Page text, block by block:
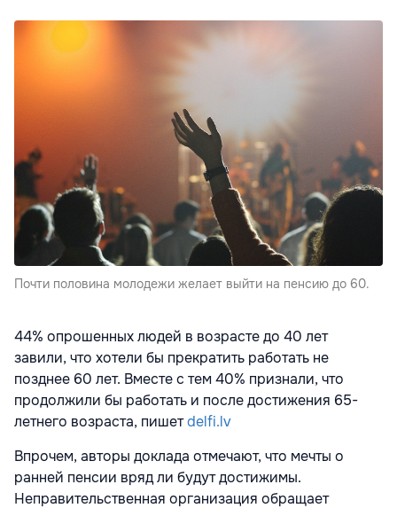
Почти половина молодежи желает выйти на пенсию до 60.
44% опрошенных людей в возрасте до 40 лет
завили, что хотели бы прекратить работать не
позднее 60 лет. Вместе с тем 40% признали, что
продолжили бы работать и после достижения 65-
летнего возраста, пишетdelfi.lv
Впрочем, авторы доклада отмечают, что мечты о
ранней пенсии вряд ли будут достижимы.
Неправительственная организация обращает